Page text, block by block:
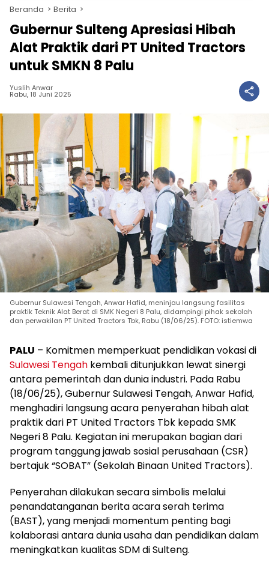
Beranda Berita
Gubernur Sulteng Apresiasi Hibah
Alat Praktik dari PT United Tractors
untuk SMKN 8 Palu
Yuslih Anwar
Rabu, 18 Juni 2025
Gubernur Sulawesi Tengah, Anwar Hafid, meninjau langsung fasilitas
praktik Teknik Alat Berat di SMK Negeri 8 Palu, didampingi pihak sekolah
dan perwakilan PT United Tractors Tbk, Rabu (18/06/25). FOTO: istiemwa
PALU – Komitmen memperkuat pendidikan vokasi di
Sulawesi Tengah kembali ditunjukkan lewat sinergi
antara pemerintah dan dunia industri. Pada Rabu
(18/06/25), Gubernur Sulawesi Tengah, Anwar Hafid,
menghadiri langsung acara penyerahan hibah alat
praktik dari PT United Tractors Tbk kepada SMK
Negeri 8 Palu. Kegiatan ini merupakan bagian dari
program tanggung jawab sosial perusahaan (CSR)
bertajuk “SOBAT” (Sekolah Binaan United Tractors).
Penyerahan dilakukan secara simbolis melalui
penandatanganan berita acara serah terima
(BAST), yang menjadi momentum penting bagi
kolaborasi antara dunia usaha dan pendidikan dalam
meningkatkan kualitas SDM di Sulteng.